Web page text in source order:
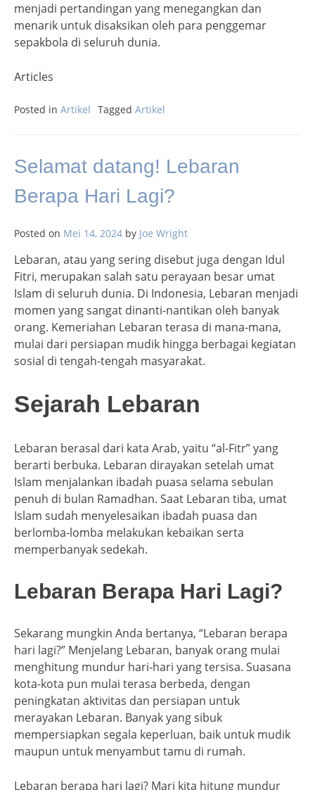
menjadi pertandingan yang menegangkan dan
menarik untuk disaksikan oleh para penggemar
sepakbola di seluruh dunia.
Articles
Posted in Artikel Tagged Artikel
Selamat datang! Lebaran
Berapa Hari Lagi?
Posted on Mei 14, 2024 by Joe Wright
Lebaran, atau yang sering disebut juga dengan Idul
Fitri, merupakan salah satu perayaan besar umat
Islam di seluruh dunia. Di Indonesia, Lebaran menjadi
momen yang sangat dinanti-nantikan oleh banyak
orang. Kemeriahan Lebaran terasa di mana-mana,
mulai dari persiapan mudik hingga berbagai kegiatan
sosial di tengah-tengah masyarakat.
Sejarah Lebaran
Lebaran berasal dari kata Arab, yaitu “al-Fitr” yang
berarti berbuka. Lebaran dirayakan setelah umat
Islam menjalankan ibadah puasa selama sebulan
penuh di bulan Ramadhan. Saat Lebaran tiba, umat
Islam sudah menyelesaikan ibadah puasa dan
berlomba-lomba melakukan kebaikan serta
memperbanyak sedekah.
Lebaran Berapa Hari Lagi?
Sekarang mungkin Anda bertanya, “Lebaran berapa
hari lagi?” Menjelang Lebaran, banyak orang mulai
menghitung mundur hari-hari yang tersisa. Suasana
kota-kota pun mulai terasa berbeda, dengan
peningkatan aktivitas dan persiapan untuk
merayakan Lebaran. Banyak yang sibuk
mempersiapkan segala keperluan, baik untuk mudik
maupun untuk menyambut tamu di rumah.
Lebaran berapa hari lagi? Mari kita hitung mundur